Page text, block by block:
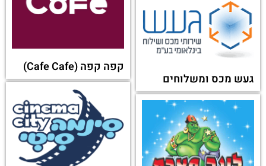
געש מכס ומשלוחים
קפה קפה (Cafe Cafe)